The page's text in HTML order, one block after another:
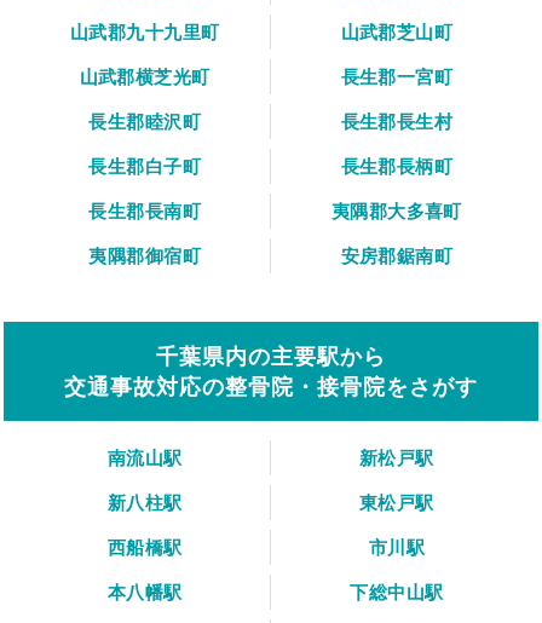
山武郡九十九里町
山武郡芝山町
山武郡横芝光町
長生郡一宮町
長生郡睦沢町
長生郡長生村
長生郡白子町
長生郡長柄町
長生郡長南町
夷隅郡大多喜町
夷隅郡御宿町
安房郡鋸南町
千葉県内の主要駅から
交通事故対応の整骨院・接骨院をさがす
南流山駅
新松戸駅
新八柱駅
東松戸駅
西船橋駅
市川駅
本八幡駅
下総中山駅